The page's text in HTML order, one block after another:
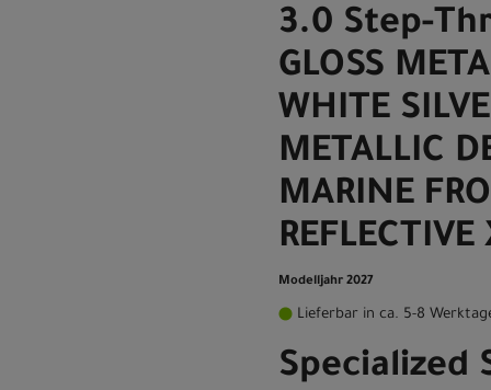
3.0 Step-
GLOSS
WHITE
METALLIC
MARINE
REFLECTIVE
Modelljahr 2027
Lieferbar in ca. 5-8
Specialized